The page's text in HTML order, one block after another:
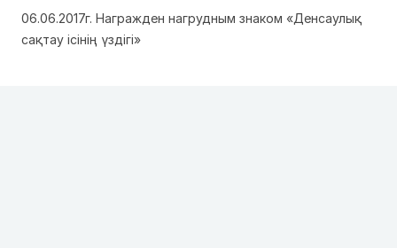
06.06.2017г. Награжден нагрудным знаком «Денсаулық
сақтау ісінің үздігі»